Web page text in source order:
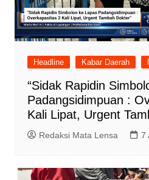
Headline Kabar Daerah
“Sidak Rapidin
Padangsidimpuan :
Kali Lipat, Urgent
Redaksi Mata Lensa 7